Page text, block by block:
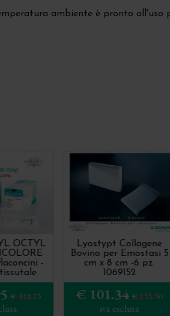
ambiente è pronto all'uso
OCTYL
-
€ 318.25
Lyostypt Collagene
Bovino per Emostasi 5
cm x 8 cm -6 pz.
1069152
€ 101.34 € 155.90
iva esclusa